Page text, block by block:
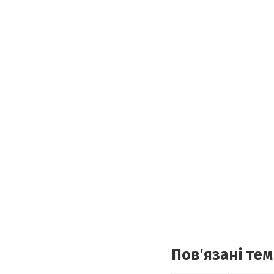
Пов'язані